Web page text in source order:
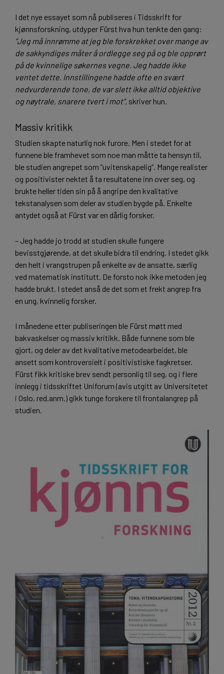
I det nye essayet som nå publiseres i Tidsskrift for
kjønnsforskning, utdyper Fürst hva hun tenkte den gang:
”Jeg må innrømme at jeg ble forskrekket over mange av
de sakkyndiges måter å ordlegge seg på og ble opprørt
på de kvinnelige søkernes vegne. Jeg hadde ikke
ventet dette. Innstillingene hadde ofte en svært
nedvurderende tone, de var slett ikke alltid objektive
og nøytrale, snarere tvert i mot”, skriver hun.
Massiv kritikk
Studien skapte naturlig nok furore. Men i stedet for at
funnene ble framhevet som noe man måtte ta hensyn til,
ble studien angrepet som ”uvitenskapelig”. Mange realister
og positivister nektet å ta resultatene inn over seg, og
brukte heller tiden sin på å angripe den kvalitative
tekstanalysen som deler av studien bygde på. Enkelte
antydet også at Fürst var en dårlig forsker.
– Jeg hadde jo trodd at studien skulle fungere
bevisstgjørende, at det skulle bidra til endring. I stedet gikk
den helt i vrangstrupen på enkelte av de ansatte, særlig
ved matematisk institutt. De forsto nok ikke metoden jeg
hadde brukt. I stedet anså de det som et frekt angrep fra
en ung, kvinnelig forsker.
I månedene etter publiseringen ble Fürst møtt med
bakvaskelser og massiv kritikk. Både funnene som ble
gjort, og deler av det kvalitative metodearbeidet, ble
ansett som kontroversielt i positivistiske fagkretser.
Fürst fikk kritiske brev sendt personlig til seg, og i flere
innlegg i tidsskriftet Uniforum (avis utgitt av Universitetet
i Oslo, red.anm.) gikk tunge forskere til frontalangrep på
studien.